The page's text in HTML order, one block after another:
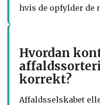
hvis de opfylder de
Hvordan
korrekt?
Affaldsselskabet